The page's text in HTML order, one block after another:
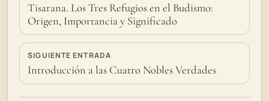
Tisarana. Los Tres Refugios en el Budismo:
Origen, Importancia y Significado
SIGUIENTE ENTRADA
Introducción a las Cuatro Nobles Verdades